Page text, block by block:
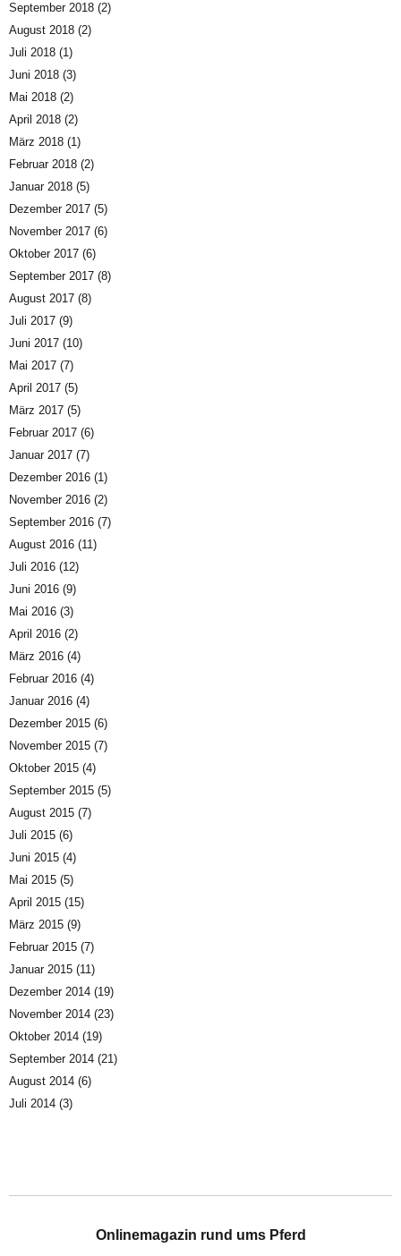
September 2018 (2)
August 2018 (2)
Juli 2018 (1)
Juni 2018 (3)
Mai 2018 (2)
April 2018 (2)
März 2018 (1)
Februar 2018 (2)
Januar 2018 (5)
Dezember 2017 (5)
November 2017 (6)
Oktober 2017 (6)
September 2017 (8)
August 2017 (8)
Juli 2017 (9)
Juni 2017 (10)
Mai 2017 (7)
April 2017 (5)
März 2017 (5)
Februar 2017 (6)
Januar 2017 (7)
Dezember 2016 (1)
November 2016 (2)
September 2016 (7)
August 2016 (11)
Juli 2016 (12)
Juni 2016 (9)
Mai 2016 (3)
April 2016 (2)
März 2016 (4)
Februar 2016 (4)
Januar 2016 (4)
Dezember 2015 (6)
November 2015 (7)
Oktober 2015 (4)
September 2015 (5)
August 2015 (7)
Juli 2015 (6)
Juni 2015 (4)
Mai 2015 (5)
April 2015 (15)
März 2015 (9)
Februar 2015 (7)
Januar 2015 (11)
Dezember 2014 (19)
November 2014 (23)
Oktober 2014 (19)
September 2014 (21)
August 2014 (6)
Juli 2014 (3)
Onlinemagazin rund ums Pferd